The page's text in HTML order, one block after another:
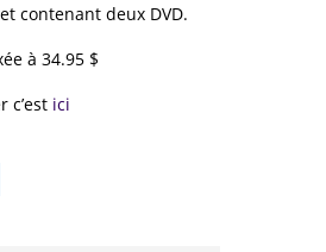
contenant deux DVD.
à 34.95 $
c’est ici